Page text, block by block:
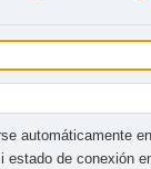
automáticamente
estado de conexión